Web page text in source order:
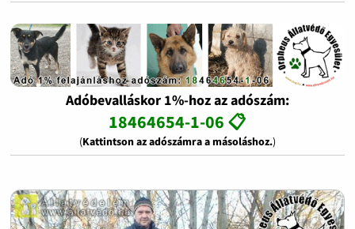
Adóbevalláskor 1%-hoz az adószám:
18464654-1-06 📋
(Kattintson az adószámra a másoláshoz.)